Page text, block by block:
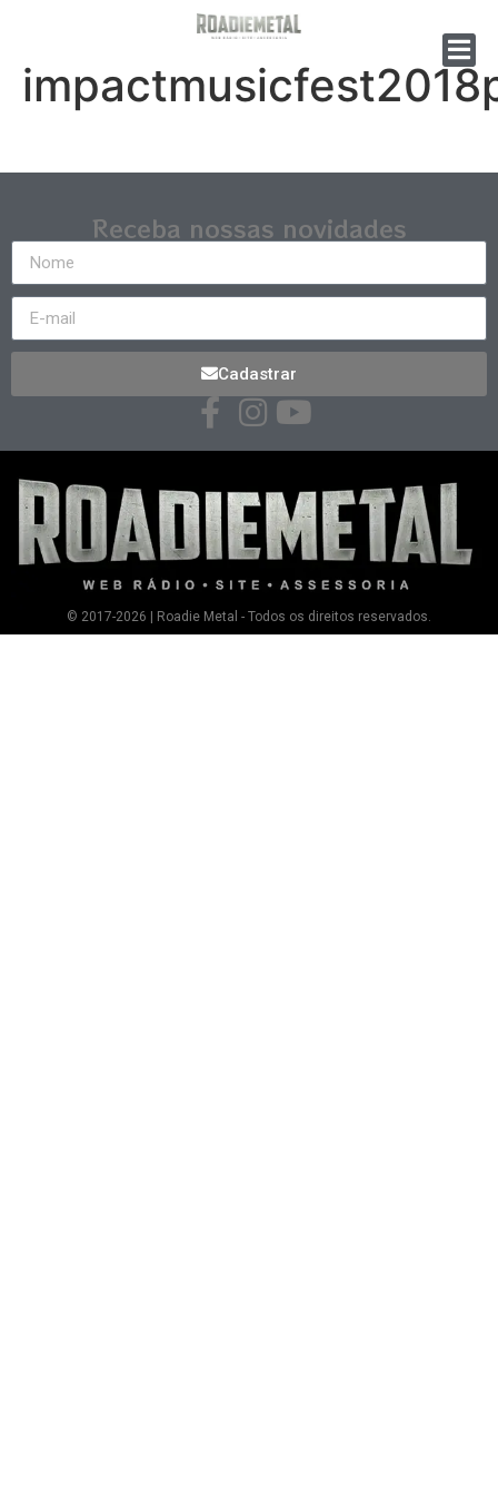
Receba nossas novidades
Cadastrar
© 2017-2026 | Roadie Metal - Todos os direitos reservados.